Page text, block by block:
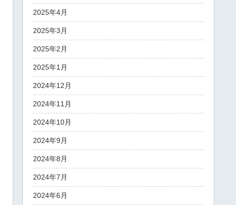
2025年4月
2025年3月
2025年2月
2025年1月
2024年12月
2024年11月
2024年10月
2024年9月
2024年8月
2024年7月
2024年6月